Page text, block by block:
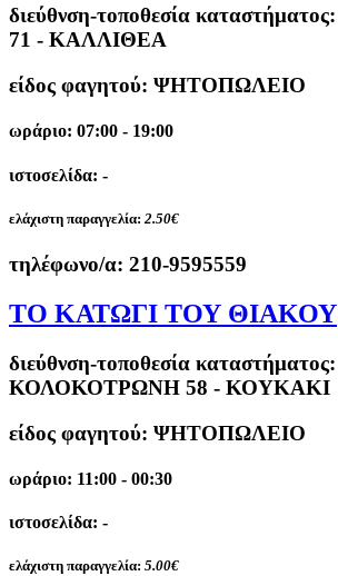
διεύθνση-τοποθεσία καταστήματος:
71 - ΚΑΛΛΙΘΕΑ
είδος φαγητού: ΨΗΤΟΠΩΛΕΙΟ
ωράριο: 07:00 - 19:00
ιστοσελίδα: -
ελάχιστη παραγγελία: 2.50€
τηλέφωνο/α: 210-9595559
ΤΟ ΚΑΤΩΓΙ ΤΟΥ ΘΙΑΚΟΥ
διεύθνση-τοποθεσία καταστήματος:
ΚΟΛΟΚΟΤΡΩΝΗ 58 - ΚΟΥΚΑΚΙ
είδος φαγητού: ΨΗΤΟΠΩΛΕΙΟ
ωράριο: 11:00 - 00:30
ιστοσελίδα: -
ελάχιστη παραγγελία: 5.00€